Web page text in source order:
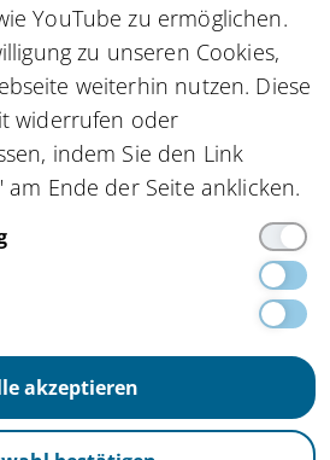
automatisierte und
innocam.NRW
Aachen
,info(at)innocam.nrw
YouTube zu ermöglichen.
zu unseren Cookies,
weiterhin nutzen. Diese
widerrufen oder
indem Sie den Link
am Ende der Seite anklicken.
akzeptieren